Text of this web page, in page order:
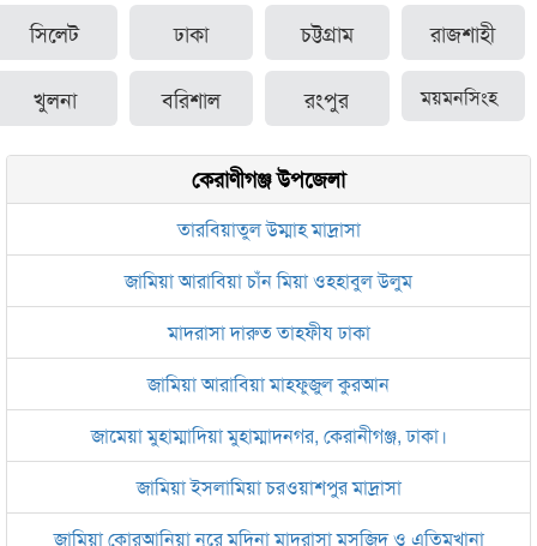
সিলেট ঢাকা চট্টগ্রাম রাজশাহী
খুলনা বরিশাল রংপুর ময়মনসিংহ
কেরাণীগঞ্জ উপজেলা
তারবিয়াতুল উম্মাহ মাদ্রাসা
জামিয়া আরাবিয়া চাঁন মিয়া ওহহাবুল উলুম
মাদরাসা দারুত তাহফীয ঢাকা
জামিয়া আরাবিয়া মাহফুজুল কুরআন
জামেয়া মুহাম্মাদিয়া মুহাম্মাদনগর, কেরানীগঞ্জ, ঢাকা।
জামিয়া ইসলামিয়া চরওয়াশপুর মাদ্রাসা
জামিয়া কোরআনিয়া নূরে মদিনা মাদরাসা মসজিদ ও এতিমখানা